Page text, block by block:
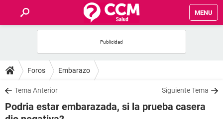
MENU
FORUMS
SALUD
FAMILIA
Foros Embarazo
Tema Anterior Siguiente Tema
Podria estar embarazada, si la prueba casera